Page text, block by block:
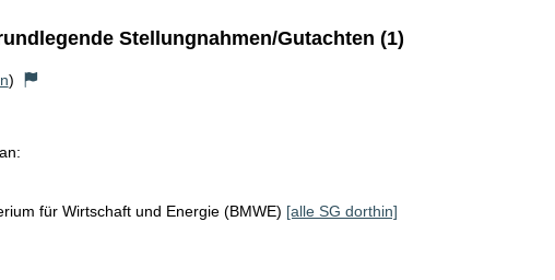
Stellungnahmen/Gutachten (1)
)
für Wirtschaft und Energie (BMWE) [alle SG dorthin]